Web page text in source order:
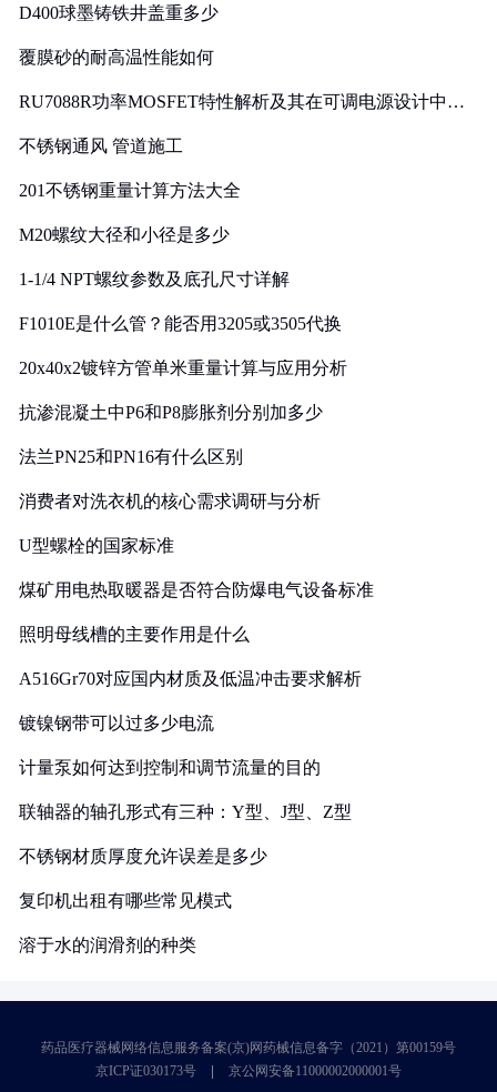
D400球墨铸铁井盖重多少
覆膜砂的耐高温性能如何
RU7088R功率MOSFET特性解析及其在可调电源设计中的
不锈钢通风 管道施工
201不锈钢重量计算方法大全
M20螺纹大径和小径是多少
1-1/4 NPT螺纹参数及底孔尺寸详解
F1010E是什么管？能否用3205或3505代换
20x40x2镀锌方管单米重量计算与应用分析
抗渗混凝土中P6和P8膨胀剂分别加多少
法兰PN25和PN16有什么区别
消费者对洗衣机的核心需求调研与分析
U型螺栓的国家标准
煤矿用电热取暖器是否符合防爆电气设备标准
照明母线槽的主要作用是什么
A516Gr70对应国内材质及低温冲击要求解析
镀镍钢带可以过多少电流
计量泵如何达到控制和调节流量的目的
联轴器的轴孔形式有三种：Y型、J型、Z型
不锈钢材质厚度允许误差是多少
复印机出租有哪些常见模式
溶于水的润滑剂的种类
药品医疗器械网络信息服务备案(京)网药械信息备字（2021）第00159号
京ICP证030173号
京公网安备11000002000001号